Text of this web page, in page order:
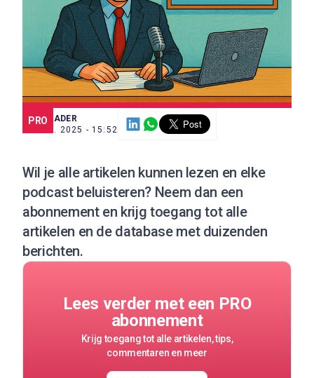
PRO
SCE TRADER
22 JUL. 2025 - 15:52
Wil je alle artikelen kunnen lezen en elke
podcast beluisteren? Neem dan een
abonnementen krijg toegang tot alle
artikelen en de database met duizenden
berichten.
Lees verder met een PRO
abonnement
Krijg toegang tot alle artikelen, tips,
commentaren en meer